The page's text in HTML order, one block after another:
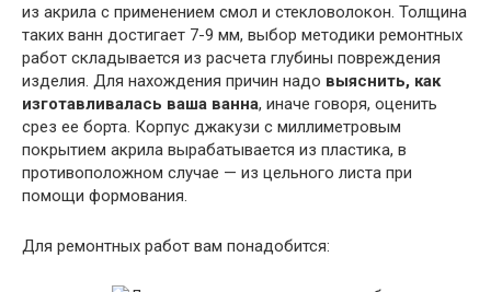
из акрила с применением смол и стекловолокон. Толщина
таких ванн достигает 7-9 мм, выбор методики ремонтных
работ складывается из расчета глубины повреждения
изделия. Для нахождения причин надо выяснить, как
изготавливалась ваша ванна, иначе говоря, оценить
срез ее борта. Корпус джакузи с миллиметровым
покрытием акрила вырабатывается из пластика, в
противоположном случае — из цельного листа при
помощи формования.
Для ремонтных работ вам понадобится: